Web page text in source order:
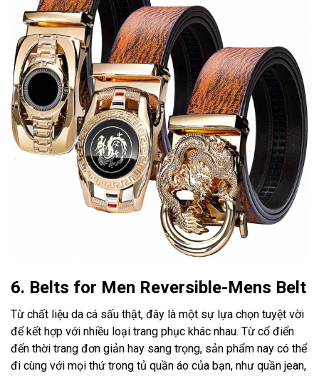
6. Belts for Men Reversible-Mens Belt
Từ chất liệu da cá sấu thật, đây là một sự lựa chọn tuyệt vời
để kết hợp với nhiều loại trang phục khác nhau. Từ cổ điển
đến thời trang đơn giản hay sang trọng, sản phẩm nay có thể
đi cùng với mọi thứ trong tủ quần áo của bạn, như quần jean,